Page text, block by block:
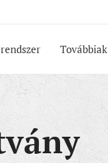
Továbbiak